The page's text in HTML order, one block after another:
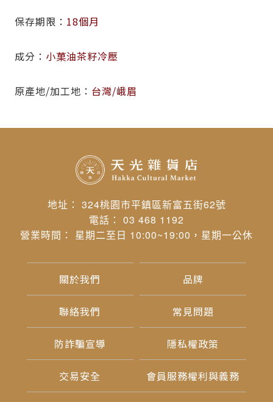
保存期限 18個月
成分 小菓油茶籽冷壓
原產地/加工地 台灣/峨眉
地址： 324桃園市平鎮區新富五街62號
電話： 03 468 1192
營業時間： 星期二至日 10:00~19:00，星期一公休
關於我們 品牌
聯絡我們 常見問題
防詐騙宣導 隱私權政策
交易安全 會員服務權利與義務